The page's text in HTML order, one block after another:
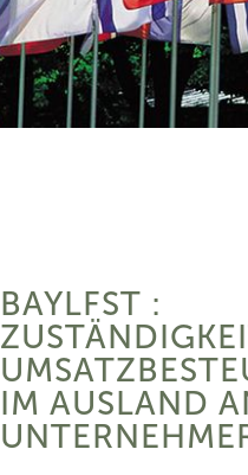
BAYLFST :
IM AUSLAND